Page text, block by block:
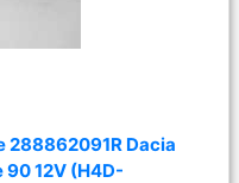
288862091R Dacia
90 12V (H4D-